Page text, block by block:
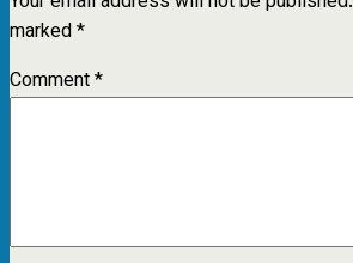
marked*
Comment*